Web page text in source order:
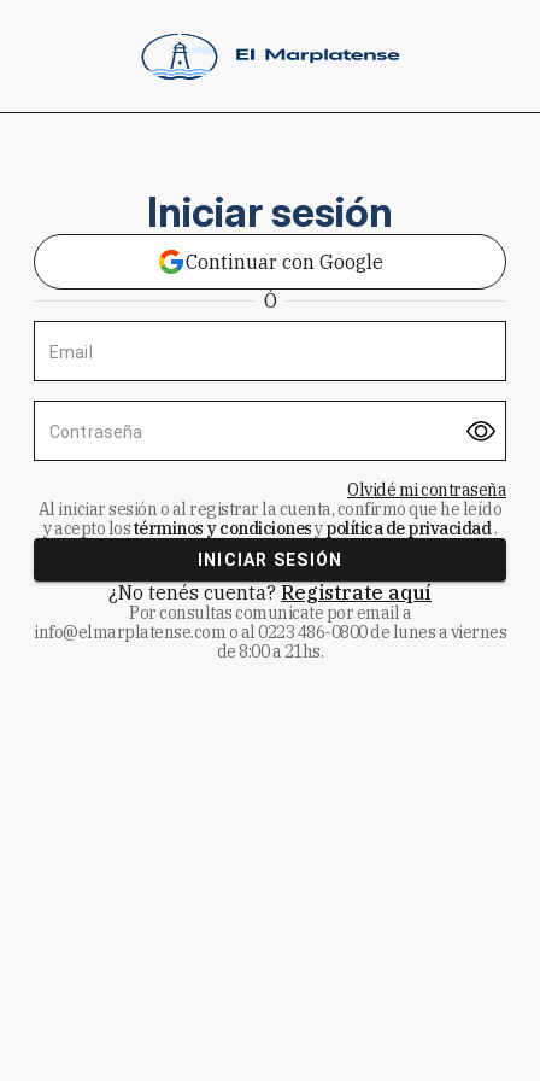
Iniciar sesión
Continuar con Google
Ó
Email
Contraseña
Olvidé mi contraseña
Al iniciar sesión o al registrar la cuenta, confirmo que he leído
y acepto lostérminos y condicionesypolítica de privacidad.
INICIAR SESIÓN
¿No tenés cuenta? Registrate aquí
Por consultas comunicate por email a
info@elmarplatense.como al0223 486-0800de lunes a viernes
de 8:00 a 21hs.